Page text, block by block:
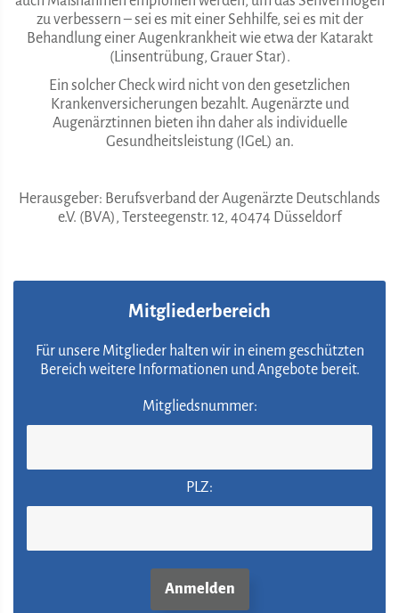
zu verbessern – sei es mit einer Sehhilfe, sei es mit der
Behandlung einer Augenkrankheit wie etwa der Katarakt
(Linsentrübung, Grauer Star).
Ein solcher Check wird nicht von den gesetzlichen
Krankenversicherungen bezahlt. Augenärzte und
Augenärztinnen bieten ihn daher als individuelle
Gesundheitsleistung (IGeL) an.
Herausgeber: Berufsverband der Augenärzte Deutschlands
e.V. (BVA), Tersteegenstr. 12, 40474 Düsseldorf
Mitgliederbereich
Für unsere Mitglieder halten wir in einem geschützten
Bereich weitere Informationen und Angebote bereit.
Mitgliedsnummer:
PLZ: